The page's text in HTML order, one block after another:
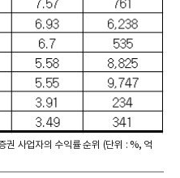
권 사업자의 수익률 순위 (단위 : %, 억